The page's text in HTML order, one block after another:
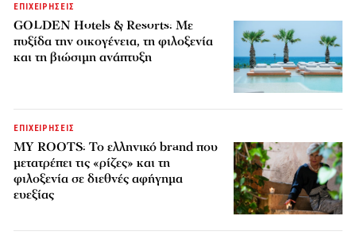
ΕΠΙΧΕΙΡΗΣΕΙΣ
GOLDEN Hotels & Resorts: Με
πυξίδα την οικογένεια, τη φιλοξενία
και τη βιώσιμη ανάπτυξη
ΕΠΙΧΕΙΡΗΣΕΙΣ
MY ROOTS: Το ελληνικό brand που
μετατρέπει τις «ρίζες» και τη
φιλοξενία σε διεθνές αφήγημα
ευεξίας